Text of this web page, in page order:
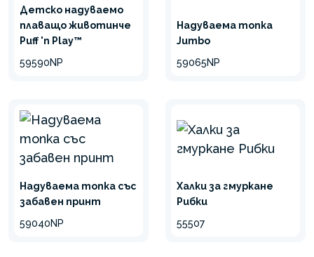
Детско надуваемо
плаващо животинче
Puff 'n Play™
59590NP
Надуваема топка
Jumbo
59065NP
Надуваема топка със
забавен принт
59040NP
Халки за гмуркане
Рибки
55507